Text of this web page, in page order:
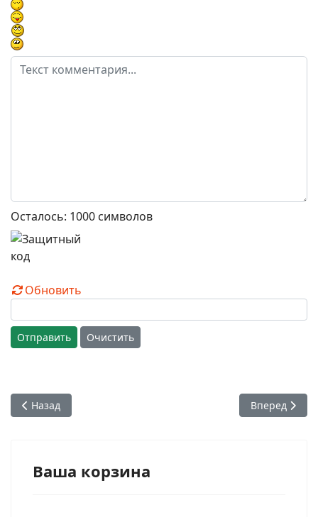
Осталось: 1000 символов
Обновить
Отправить Очистить
Предыдущий: Оставил тело Хансадутта дас - ученик
Назад Следующий:
Вперед
Ваша корзина